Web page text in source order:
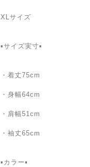
XLサイズ
▪️サイズ実寸▪️
・着丈75cm
・身幅64cm
・肩幅51cm
・袖丈65cm
▪カラー▪